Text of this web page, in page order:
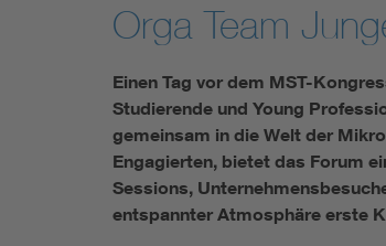
Orga Team
Einen Tag vor dem MST-
Studierende und Young
gemeinsam in die Welt der
Engagierten, bietet das Forum
Sessions,
entspannter Atmosphäre erste